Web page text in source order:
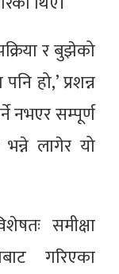
र बुझेको
हो,’ प्रशन्न
नभएर सम्पूर्ण
भन्ने लागेर यो
समीक्षा
गरिएका